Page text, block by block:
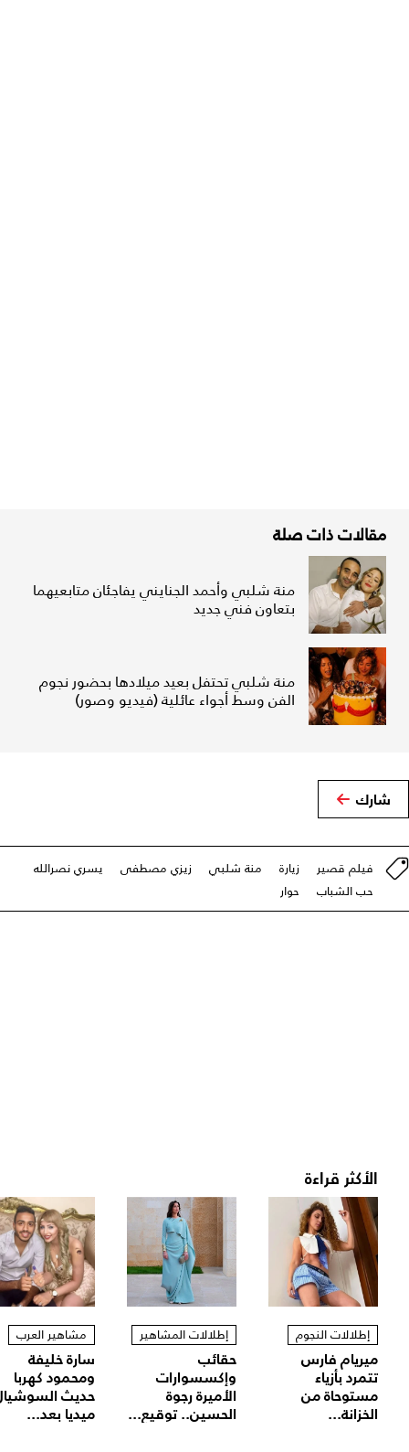
مقالات ذات صلة
منة شلبي وأحمد الجنايني يفاجئان متابعيهما
بتعاون فني جديد
منة شلبي تحتفل بعيد ميلادها بحضور نجوم
الفن وسط أجواء عائلية (فيديو وصور)
شارك
فيلم قصير زيارة منة شلبي زيزي مصطفى
يسري نصرالله
حب الشباب
حوار
الأكثر قراءة
إطلالات النجوم
ميريام فارس
تتمرد بأزياء
مستوحاة من
الخزانة...
إطلالات المشاهير
حقائب
وإكسسوارات
الأميرة رجوة
الحسين.. توقيع...
مشاهير العرب
سارة خليفة
ومحمود كهربا
حديث
ميديا بعد...